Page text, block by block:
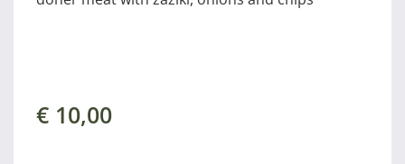
€ 10,00